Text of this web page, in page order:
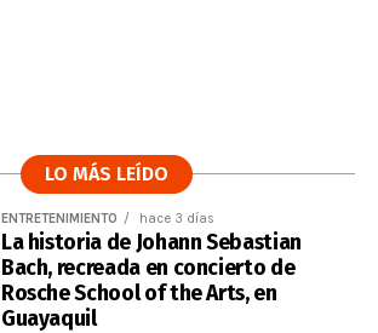
LO MÁS LEÍDO
ENTRETENIMIENTO hace 3 días
La historia de Johann Sebastian
Bach, recreada en concierto de
Rosche School of the Arts, en
Guayaquil